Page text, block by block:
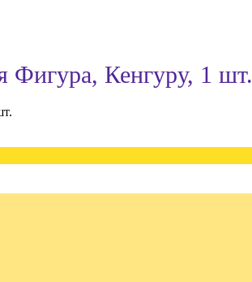
Кенгуру, 1 шт.